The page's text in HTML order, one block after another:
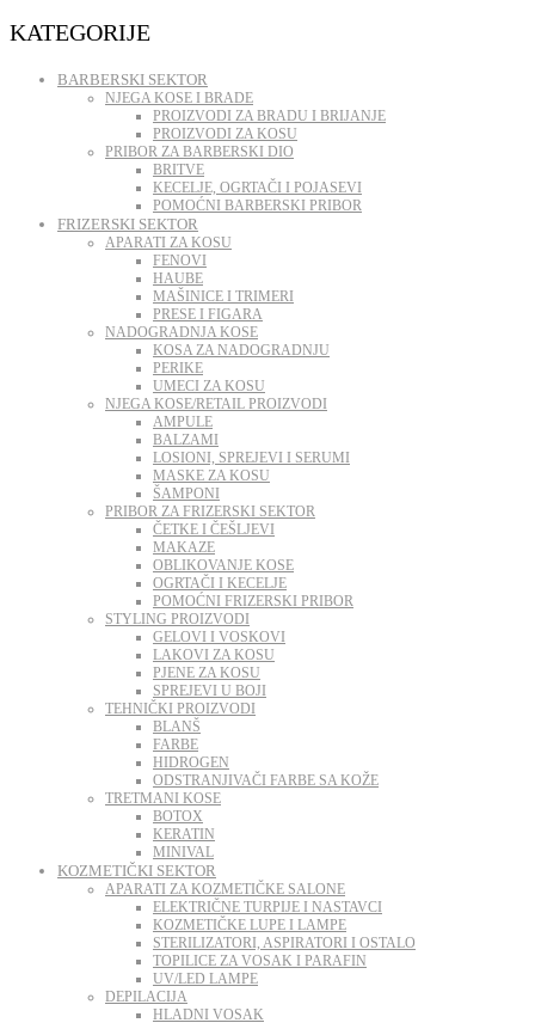
KATEGORIJE
BARBERSKI SEKTOR
NJEGA KOSE I BRADE
PROIZVODI ZA BRADU I BRIJANJE
PROIZVODI ZA KOSU
PRIBOR ZA BARBERSKI DIO
BRITVE
KECELJE, OGRTAČI I POJASEVI
POMOĆNI BARBERSKI PRIBOR
FRIZERSKI SEKTOR
APARATI ZA KOSU
FENOVI
HAUBE
MAŠINICE I TRIMERI
PRESE I FIGARA
NADOGRADNJA KOSE
KOSA ZA NADOGRADNJU
PERIKE
UMECI ZA KOSU
NJEGA KOSE/RETAIL PROIZVODI
AMPULE
BALZAMI
LOSIONI, SPREJEVI I SERUMI
MASKE ZA KOSU
ŠAMPONI
PRIBOR ZA FRIZERSKI SEKTOR
ČETKE I ČEŠLJEVI
MAKAZE
OBLIKOVANJE KOSE
OGRTAČI I KECELJE
POMOĆNI FRIZERSKI PRIBOR
STYLING PROIZVODI
GELOVI I VOSKOVI
LAKOVI ZA KOSU
PJENE ZA KOSU
SPREJEVI U BOJI
TEHNIČKI PROIZVODI
BLANŠ
FARBE
HIDROGEN
ODSTRANJIVAČI FARBE SA KOŽE
TRETMANI KOSE
BOTOX
KERATIN
MINIVAL
KOZMETIČKI SEKTOR
APARATI ZA KOZMETIČKE SALONE
ELEKTRIČNE TURPIJE I NASTAVCI
KOZMETIČKE LUPE I LAMPE
STERILIZATORI, ASPIRATORI I OSTALO
TOPILICE ZA VOSAK I PARAFIN
UV/LED LAMPE
DEPILACIJA
HLADNI VOSAK